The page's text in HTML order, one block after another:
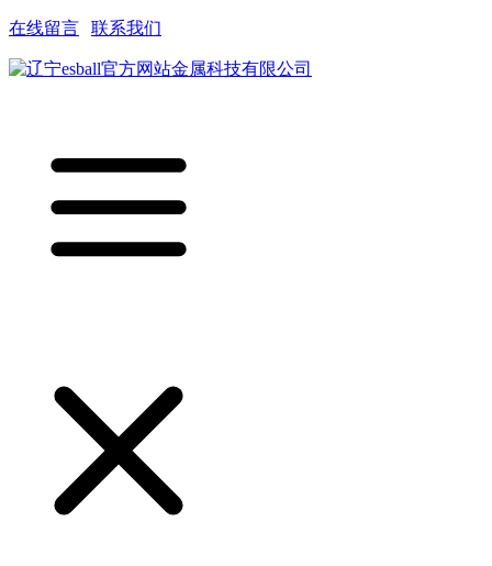
在线留言 联系我们